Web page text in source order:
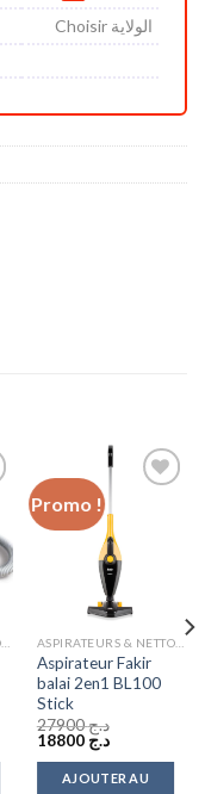
Choisir الولاية
Promo !
Aspirateur Fakir
balai 2en1 BL100
Stick
د.ج27900
Le
initial
était :
د.ج 18800
Le
actuel
est :
AJOUTER AU